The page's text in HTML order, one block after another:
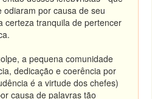
por causa de seu
certeza tranquila de pertencer
a pequena comunidade
dedicação e coerência por
é a virtude dos chefes)
causa de palavras tão